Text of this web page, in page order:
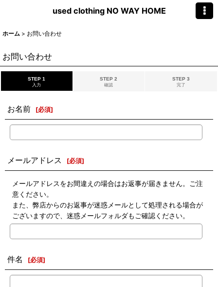
used clothing NO WAY HOME
ホーム > お問い合わせ
お問い合わせ
STEP 1
入力
STEP 2
確認
STEP 3
完了
お名前 [必須]
メールアドレス [必須]
メールアドレスをお間違えの場合はお返事が届きません。ご注
意ください。
また、弊店からのお返事が迷惑メールとして処理される場合が
ございますので、迷惑メールフォルダもご確認ください。
件名 [必須]